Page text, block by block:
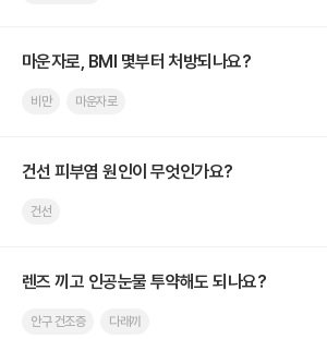
마운자로, BMI 몇부터 처방되나요?
비만 마운자로
건선 피부염 원인이 무엇인가요?
건선
렌즈 끼고 인공눈물 투약해도 되나요?
안구 건조증 다래끼